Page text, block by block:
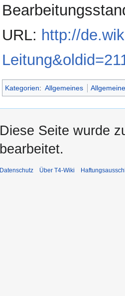
URL: http://
Kategorien: Allgemeines
Diese Seite wurde
bearbeitet.
Datenschutz Über T4-Wiki